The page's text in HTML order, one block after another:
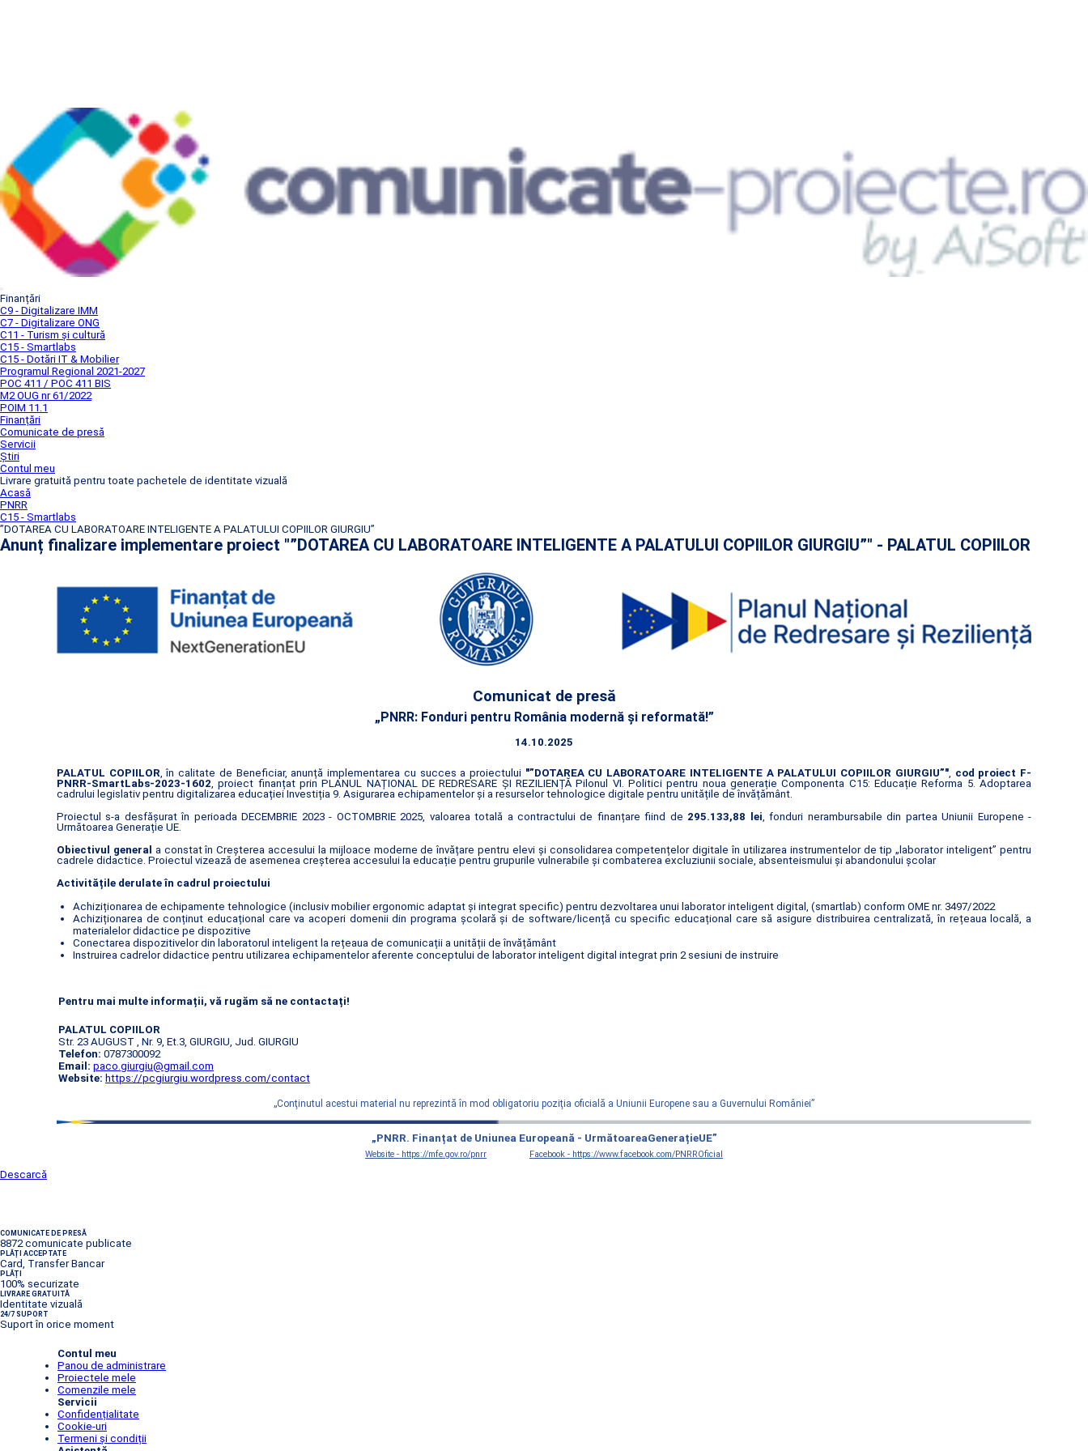
Finanțări
C9 - Digitalizare IMM
C7 - Digitalizare ONG
C11 - Turism și cultură
C15 - Smartlabs
C15 - Dotări IT & Mobilier
Programul Regional 2021-2027
POC 411 / POC 411 BIS
M2 OUG nr 61/2022
POIM 11.1
Finanțări
Comunicate de presă
Servicii
Știri
Contul meu
Livrare gratuită pentru toate pachetele de identitate vizuală
Acasă
PNRR
C15 - Smartlabs
”DOTAREA CU LABORATOARE INTELIGENTE A PALATULUI COPIILOR GIURGIU”
Anunț finalizare implementare proiect "”DOTAREA CU LABORATOARE INTELIGENTE A PALATULUI COPIILOR GIURGIU”" - PALATUL COPIILOR
Comunicat de presă
„PNRR: Fonduri pentru România modernă și reformată!”
14.10.2025
PALATUL COPIILOR, în calitate de Beneficiar, anunță implementarea cu succes a proiectului "”DOTAREA CU LABORATOARE INTELIGENTE A PALATULUI COPIILOR GIURGIU”", cod proiect F-
PNRR-SmartLabs-2023-1602, proiect finanțat prin PLANUL NAȚIONAL DE REDRESARE ȘI REZILIENȚĂ Pilonul VI. Politici pentru noua generație Componenta C15: Educație Reforma 5. Adoptarea
cadrului legislativ pentru digitalizarea educației Investiția 9. Asigurarea echipamentelor și a resurselor tehnologice digitale pentru unitățile de învățământ.
Proiectul s-a desfășurat în perioada DECEMBRIE 2023 - OCTOMBRIE 2025, valoarea totală a contractului de finanțare fiind de 295.133,88 lei, fonduri nerambursabile din partea Uniunii Europene -
Următoarea Generație UE.
Obiectivul general a constat în Creșterea accesului la mijloace moderne de învățare pentru elevi și consolidarea competențelor digitale în utilizarea instrumentelor de tip „laborator inteligent” pentru
cadrele didactice. Proiectul vizează de asemenea creșterea accesului la educație pentru grupurile vulnerabile și combaterea excluziunii sociale, absenteismului și abandonului școlar
Activitățile derulate în cadrul proiectului
Achiziționarea de echipamente tehnologice (inclusiv mobilier ergonomic adaptat și integrat specific) pentru dezvoltarea unui laborator inteligent digital, (smartlab) conform OME nr. 3497/2022
Achiziționarea de conținut educațional care va acoperi domenii din programa școlară și de software/licență cu specific educațional care să asigure distribuirea centralizată, în rețeaua locală, a
materialelor didactice pe dispozitive
Conectarea dispozitivelor din laboratorul inteligent la rețeaua de comunicații a unității de învățământ
Instruirea cadrelor didactice pentru utilizarea echipamentelor aferente conceptului de laborator inteligent digital integrat prin 2 sesiuni de instruire
Pentru mai multe informații, vă rugăm să ne contactați!
PALATUL COPIILOR
Str. 23 AUGUST , Nr. 9, Et.3, GIURGIU, Jud. GIURGIU
Telefon: 0787300092
Email: paco.giurgiu@gmail.com
Website: https://pcgiurgiu.wordpress.com/contact
„Conţinutul acestui material nu reprezintă în mod obligatoriu poziţia oficială a Uniunii Europene sau a Guvernului României”
„PNRR. Finanțat de Uniunea Europeană - UrmătoareaGenerațieUE”
Website - https://mfe.gov.ro/pnrr Facebook - https://www.facebook.com/PNRROficial
Descarcă
COMUNICATE DE PRESĂ
8872 comunicate publicate
PLĂȚI ACCEPTATE
Card, Transfer Bancar
PLĂȚI
100% securizate
LIVRARE GRATUITĂ
Identitate vizuală
24/7 SUPORT
Suport în orice moment
Contul meu
Panou de administrare
Proiectele mele
Comenzile mele
Servicii
Confidențialitate
Cookie-uri
Termeni și condiții